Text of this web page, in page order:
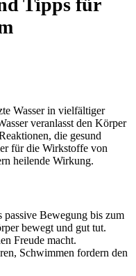
Tipps für
Wasser in vielfältiger
veranlasst den Körper
die gesund
für die Wirkstoffe von
heilende Wirkung.
passive Bewegung bis zum
bewegt und gut tut.
Freude macht.
Schwimmen fordern den